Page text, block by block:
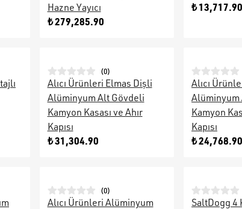
Hazne Yayıcı
₺ 279,285.90
₺ 13,717.90
(0)
Alıcı Ürünleri Elmas Dişli
Alüminyum Alt Gövdeli
Kamyon Kasası ve Ahır
Kapısı
₺ 31,304.90
Alıcı
Alüminyum
Kamyon
Kapısı
₺ 24,768.90
(0)
Alıcı Ürünleri Alüminyum
SaltDogg 4